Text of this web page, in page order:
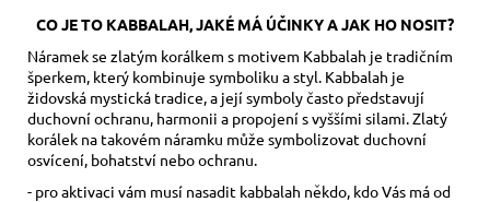
CO JE TO KABBALAH, JAKÉ MÁ ÚČINKY A JAK HO NOSIT?
Náramek se zlatým korálkem s motivem Kabbalah je tradičním
šperkem, který kombinuje symboliku a styl. Kabbalah je
židovská mystická tradice, a její symboly často představují
duchovní ochranu, harmonii a propojení s vyššími silami. Zlatý
korálek na takovém náramku může symbolizovat duchovní
osvícení, bohatství nebo ochranu.
- pro aktivaci vám musí nasadit kabbalah někdo, kdo Vás má od